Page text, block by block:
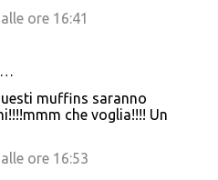
ore 16:41
muffins saranno
che voglia!!!! Un
ore 16:53